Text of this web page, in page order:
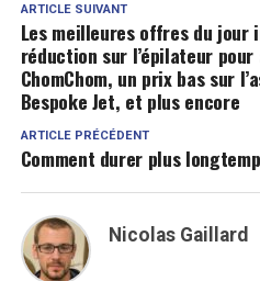
ARTICLE SUIVANT
Les meilleures offres du jour
réduction sur l’épilateur
ChomChom, un prix bas sur
Bespoke Jet, et plus encore
ARTICLE PRÉCÉDENT
Comment durer plus
Nicolas Gaillard